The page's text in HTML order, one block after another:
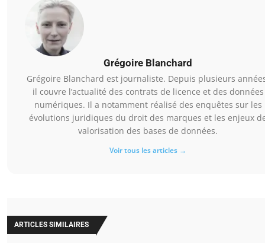
Grégoire Blanchard
Grégoire Blanchard est journaliste. Depuis plusieurs
il couvre l’actualité des contrats de licence et des données
numériques. Il a notamment réalisé des enquêtes sur les
évolutions juridiques du droit des marques et les enjeux
valorisation des bases de données.
Voir tous les articles →
ARTICLES SIMILAIRES